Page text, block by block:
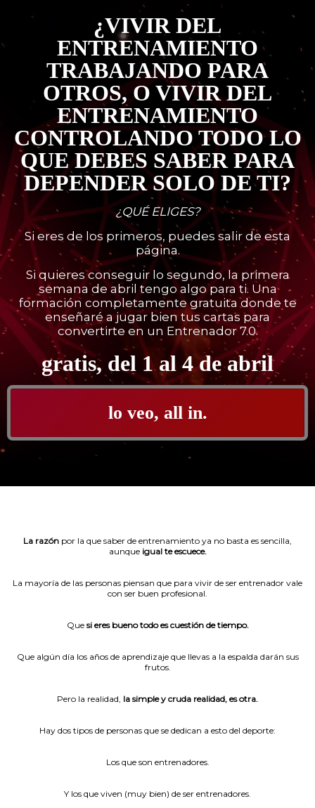
¿VIVIR DEL
ENTRENAMIENTO
TRABAJANDO PARA
OTROS, O VIVIR DEL
ENTRENAMIENTO
CONTROLANDO TODO LO
QUE DEBES SABER PARA
DEPENDER SOLO DE TI?
¿QUÉ ELIGES?
Si eres de los primeros, puedes salir de esta
página.
Si quieres conseguir lo segundo, la primera
semana de abril tengo algo para ti. Una
formación completamente gratuita donde te
enseñaré a jugar bien tus cartas para
convertirte en un Entrenador 7.0.
gratis, del 1 al 4 de abril
lo veo, all in.
La razón por la que saber de entrenamiento ya no basta es sencilla,
aunque igual te escuece.
La mayoría de las personas piensan que para vivir de ser entrenador vale
con ser buen profesional.
Que si eres bueno todo es cuestión de tiempo.
Que algún día los años de aprendizaje que llevas a la espalda darán sus
frutos.
Pero la realidad, la simple y cruda realidad, es otra.
Hay dos tipos de personas que se dedican a esto del deporte:
Los que son entrenadores.
Y los que viven (muy bien) de ser entrenadores.